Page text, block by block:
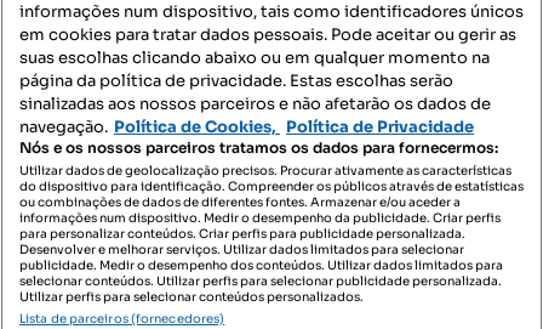
Mapa do Site
Contacte-nos
SIGA-NOS:
DESCARREGAR NA:
informações num dispositivo, tais como identificadores únicos
em cookies para tratar dados pessoais. Pode aceitar ou gerir as
suas escolhas clicando abaixo ou em qualquer momento na
página da política de privacidade. Estas escolhas serão
sinalizadas aos nossos parceiros e não afetarão os dados de
navegação. Política de Cookies, Política de Privacidade
Nós e os nossos parceiros tratamos os dados para fornecermos:
Utilizar dados de geolocalização precisos. Procurar ativamente as características
do dispositivo para identificação. Compreender os públicos através de estatísticas
ou combinações de dados de diferentes fontes. Armazenar e/ou aceder a
informações num dispositivo. Medir o desempenho da publicidade. Criar perfis
para personalizar conteúdos. Criar perfis para publicidade personalizada.
Desenvolver e melhorar serviços. Utilizar dados limitados para selecionar
publicidade. Medir o desempenho dos conteúdos. Utilizar dados limitados para
selecionar conteúdos. Utilizar perfis para selecionar publicidade personalizada.
Utilizar perfis para selecionar conteúdos personalizados.
Lista de parceiros (fornecedores)